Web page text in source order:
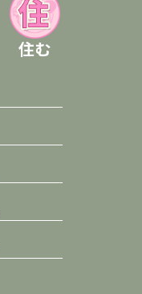
住む